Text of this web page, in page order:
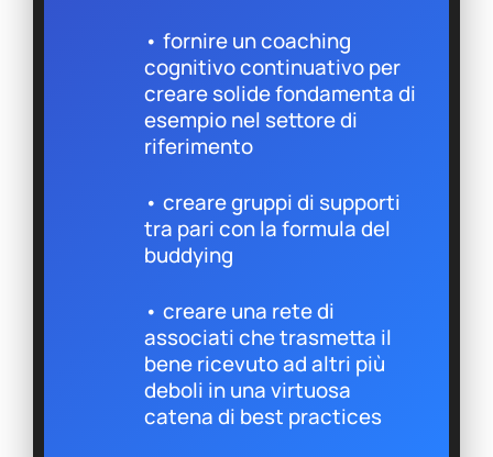
• fornire un coaching
cognitivo continuativo per
creare solide fondamenta di
esempio nel settore di
riferimento
• creare gruppi di supporti
tra pari con la formula del
buddying
• creare una rete di
associati che trasmetta il
bene ricevuto ad altri più
deboli in una virtuosa
catena di best practices